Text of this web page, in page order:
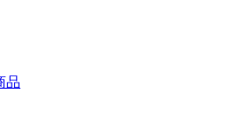
品